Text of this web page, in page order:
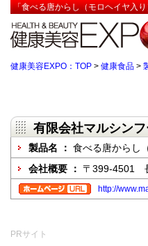
「食べる唐からし（モロヘイヤ入
健康美容EXPO：TOP > 健康食品 >
有限会社マルシン
製品名 ： 食べる唐からし
会社概要 ： 〒399-4501
http://
PRサイト